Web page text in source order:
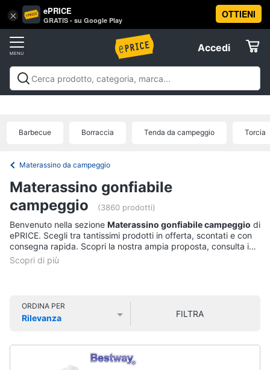
× ePRICE
GRATIS - su Google Play
OTTIENI
Accedi
Accedi
Registrati
Offerte
Tv
e
Home
Cinema
Videogiochi
Vai
al
Sport
Abbigliamento
shirt
Tuta
Scarpe
nike
Vedi
tutti
Mountain
bike
elettrica
Barbecue Borraccia Tenda da campeggio Torcia
Materassino da campeggio
Materassino gonfiabile
campeggio
(3860 prodotti)
Benvenuto nella sezione Materassino gonfiabile campeggio di
ePRICE. Scegli tra tantissimi prodotti in offerta, scontati e con
consegna rapida. Scopri la nostra ampia proposta, consulta i
prezzi e acquista comodamente online.
ORDINA PER
Rilevanza
FILTRA